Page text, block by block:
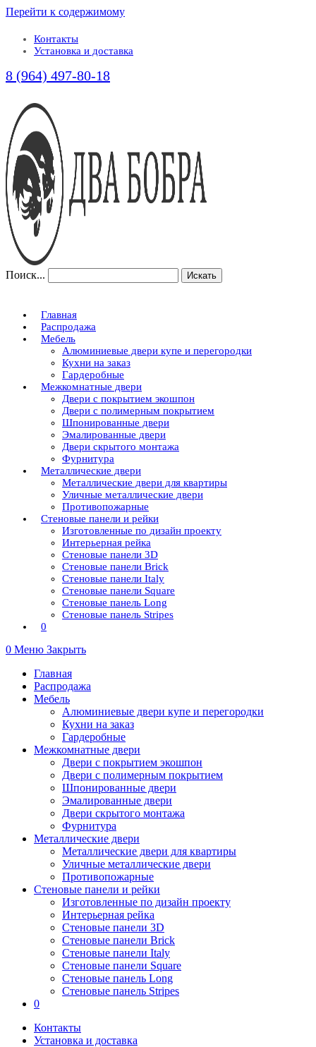
Перейти к содержимому
Контакты
Установка и доставка
8 (964) 497-80-18
Поиск... Искать
Главная
Распродажа
Мебель
Алюминиевые двери купе и перегородки
Кухни на заказ
Гардеробные
Межкомнатные двери
Двери с покрытием экошпон
Двери с полимерным покрытием
Шпонированные двери
Эмалированные двери
Двери скрытого монтажа
Фурнитура
Металлические двери
Металлические двери для квартиры
Уличные металлические двери
Противопожарные
Стеновые панели и рейки
Изготовленные по дизайн проекту
Интерьерная рейка
Стеновые панели 3D
Стеновые панели Brick
Стеновые панели Italy
Стеновые панели Square
Стеновые панель Long
Стеновые панель Stripes
0
0 Меню Закрыть
Главная
Распродажа
Мебель
Алюминиевые двери купе и перегородки
Кухни на заказ
Гардеробные
Межкомнатные двери
Двери с покрытием экошпон
Двери с полимерным покрытием
Шпонированные двери
Эмалированные двери
Двери скрытого монтажа
Фурнитура
Металлические двери
Металлические двери для квартиры
Уличные металлические двери
Противопожарные
Стеновые панели и рейки
Изготовленные по дизайн проекту
Интерьерная рейка
Стеновые панели 3D
Стеновые панели Brick
Стеновые панели Italy
Стеновые панели Square
Стеновые панель Long
Стеновые панель Stripes
0
Контакты
Установка и доставка